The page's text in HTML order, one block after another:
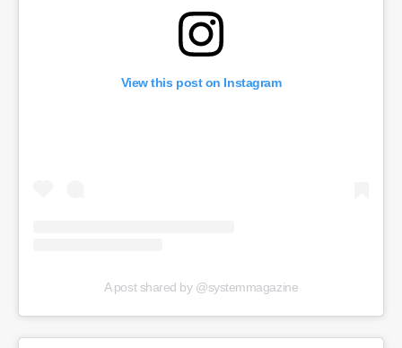
View this post on Instagram
A post shared by @systemmagazine